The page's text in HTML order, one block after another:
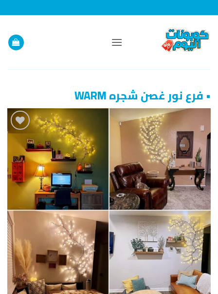
للمحتوى
• فرع نور غصن شجره WARM
إضافة
إلى
قائمة
الرغبات